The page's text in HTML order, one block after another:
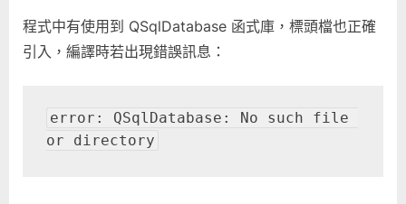
小。
型
with
程式中有使用到 QSqlDatabase 函式庫，標頭檔也正確
引入，編譯時若出現錯誤訊息：
error: QSqlDatabase: No such file
or directory